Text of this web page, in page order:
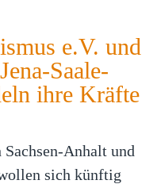
e.V. und
Saale-
ihre Kräfte
Anhalt und
sich künftig